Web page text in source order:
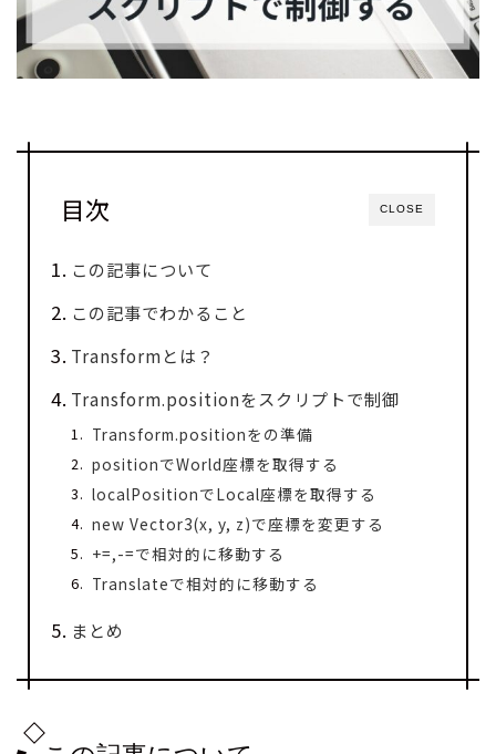
CLOSE
目次
この記事について
この記事でわかること
Transformとは？
Transform.positionをスクリプトで制御
Transform.positionをの準備
positionでWorld座標を取得する
localPositionでLocal座標を取得する
new Vector3(x, y, z)で座標を変更する
+=,-=で相対的に移動する
Translateで相対的に移動する
まとめ